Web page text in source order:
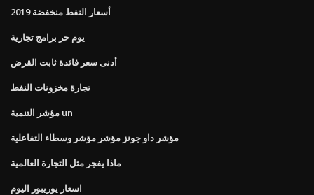
أسعار النفط منخفضة 2019
يوم حر برامج تجارية
أدنى سعر فائدة ثابت القرض
تجارة مخزونات النفط
مؤشر التنمية un
مؤشر داو جونز مؤشر مؤشر وسطاء التفاعلية
ماذا يفجر مثل التجارة العالمية
اسعار يوريبور اليوم